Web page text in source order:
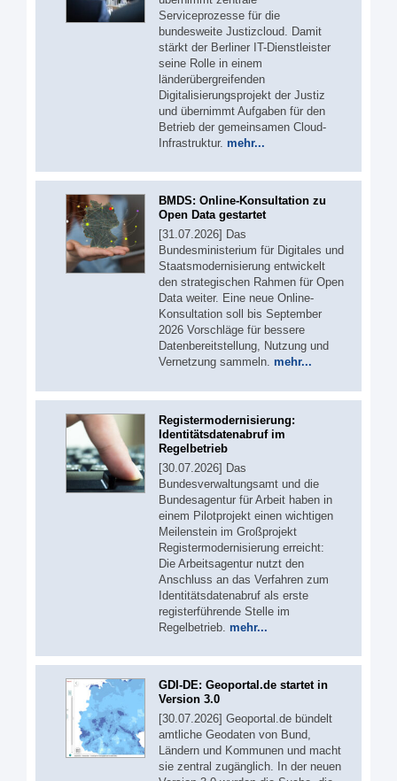
Serviceprozesse für die
bundesweite Justizcloud. Damit
stärkt der Berliner IT-Dienstleister
seine Rolle in einem
länderübergreifenden
Digitalisierungsprojekt der Justiz
und übernimmt Aufgaben für den
Betrieb der gemeinsamen Cloud-
Infrastruktur. mehr...
BMDS: Online-Konsultation zu
Open Data gestartet
[31.07.2026] Das
Bundesministerium für Digitales und
Staatsmodernisierung entwickelt
den strategischen Rahmen für Open
Data weiter. Eine neue Online-
Konsultation soll bis September
2026 Vorschläge für bessere
Datenbereitstellung, Nutzung und
Vernetzung sammeln. mehr...
Registermodernisierung:
Identitätsdatenabruf im
Regelbetrieb
[30.07.2026] Das
Bundesverwaltungsamt und die
Bundesagentur für Arbeit haben in
einem Pilotprojekt einen wichtigen
Meilenstein im Großprojekt
Registermodernisierung erreicht:
Die Arbeitsagentur nutzt den
Anschluss an das Verfahren zum
Identitätsdatenabruf als erste
registerführende Stelle im
Regelbetrieb. mehr...
GDI-DE: Geoportal.de startet in
Version 3.0
[30.07.2026] Geoportal.de bündelt
amtliche Geodaten von Bund,
Ländern und Kommunen und macht
sie zentral zugänglich. In der neuen